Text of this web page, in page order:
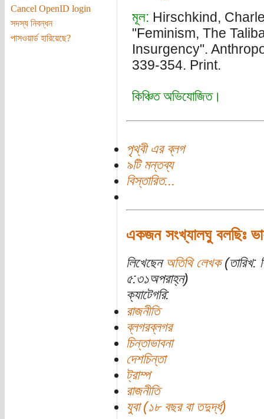
Cancel OpenID login
সদস্য নিবন্ধন
পাসওয়ার্ড হারিয়েছে?
মূল: Hirschkind,
"Feminism, The
Insurgency".
339-354. Print.
কিঞ্চিত অভিযোজিত।
পৃথ্বী এর ব্লগ
৯টি মন্তব্য
বিস্তারিত...
একজন সংখ্যালঘু বলছিঃ
লিখেছেন অতিথি লেখক(তারিখ:
৫:৩১অপরাহ্ন)
ক্যাটেগরি:
রাজনীতি
ব্লগরব্লগর
চিন্তাভাবনা
দেশচিন্তা
ট্রাম্প
রাজনীতি
যুবা (১৮ বছর বা তদুর্দ্ধ)